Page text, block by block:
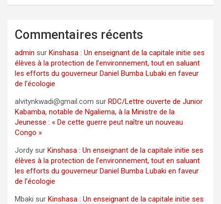
Commentaires récents
admin sur Kinshasa : Un enseignant de la capitale initie ses
élèves à la protection de l’environnement, tout en saluant
les efforts du gouverneur Daniel Bumba Lubaki en faveur
de l’écologie
alvitynkwadi@gmail.com sur RDC/Lettre ouverte de Junior
Kabamba, notable de Ngaliema, à la Ministre de la
Jeunesse : « De cette guerre peut naître un nouveau
Congo »
Jordy sur Kinshasa : Un enseignant de la capitale initie ses
élèves à la protection de l’environnement, tout en saluant
les efforts du gouverneur Daniel Bumba Lubaki en faveur
de l’écologie
Mbaki sur Kinshasa : Un enseignant de la capitale initie ses